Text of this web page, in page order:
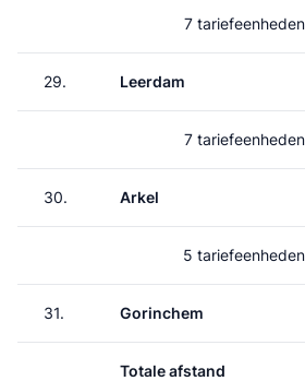
7 tariefeenheden
29. Leerdam
7 tariefeenheden
30. Arkel
5 tariefeenheden
31. Gorinchem
Totale afstand